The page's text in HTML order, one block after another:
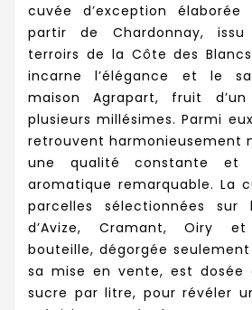
cuvée d’exception élaborée
partir de Chardonnay, issu
terroirs de la Côte des
incarne l’élégance et le
maison Agrapart, fruit
plusieurs millésimes. Parmi
retrouvent harmonieusement
une qualité constante et
aromatique remarquable. La
parcelles sélectionnées sur
d’Avize, Cramant, Oiry
bouteille, dégorgée
sa mise en vente, est dosée
sucre par litre, pour révéler